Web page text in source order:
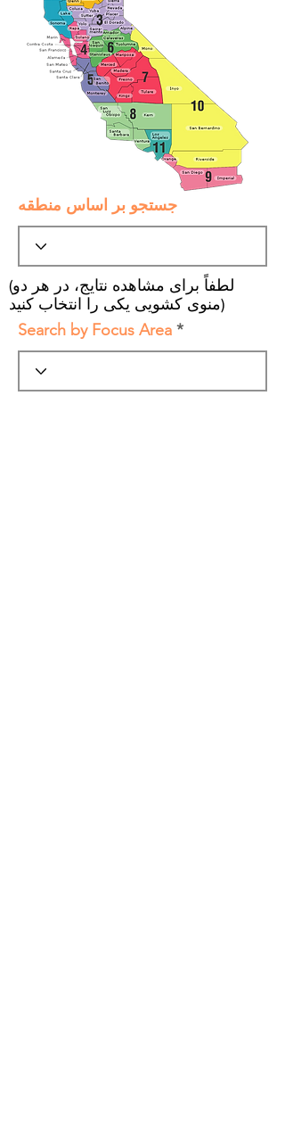
جستجو بر اساس منطقه
(لطفاً برای مشاهده نتایج، در هر دو
منوی کشویی یکی را انتخاب کنید)
Search by Focus Area